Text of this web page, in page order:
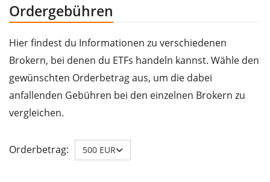
Ordergebühren
Hier findest du Informationen zu verschiedenen
Brokern, bei denen du ETFs handeln kannst. Wähle den
gewünschten Orderbetrag aus, um die dabei
anfallenden Gebühren bei den einzelnen Brokern zu
vergleichen.
Orderbetrag: 500 EUR